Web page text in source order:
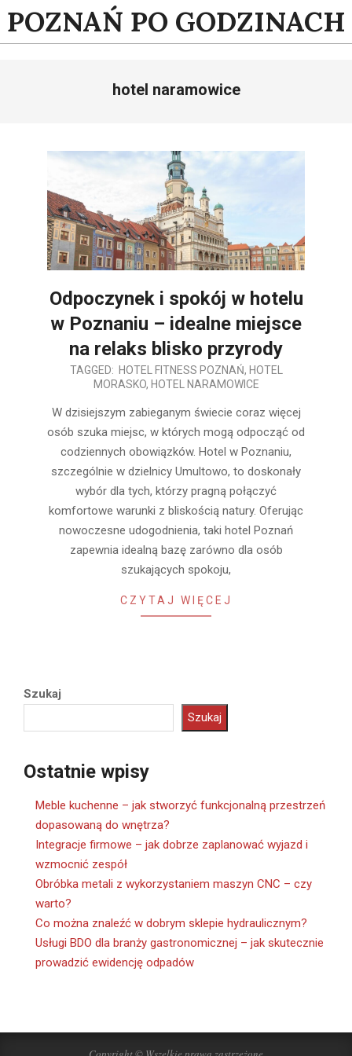
to
content
POZNAŃ PO GODZINACH
hotel naramowice
Odpoczynek i spokój w hotelu
w Poznaniu – idealne miejsce
na relaks blisko przyrody
2024-
18
TAGGED: HOTEL FITNESS POZNAŃ, HOTEL
MORASKO, HOTEL NARAMOWICE
W dzisiejszym zabieganym świecie coraz więcej
osób szuka miejsc, w których mogą odpocząć od
codziennych obowiązków. Hotel w Poznaniu,
szczególnie w dzielnicy Umultowo, to doskonały
wybór dla tych, którzy pragną połączyć
komfortowe warunki z bliskością natury. Oferując
nowoczesne udogodnienia, taki hotel Poznań
zapewnia idealną bazę zarówno dla osób
szukających spokoju,
CZYTAJ WIĘCEJ
Szukaj
Szukaj
Ostatnie wpisy
Meble kuchenne – jak stworzyć funkcjonalną przestrzeń
dopasowaną do wnętrza?
Integracje firmowe – jak dobrze zaplanować wyjazd i
wzmocnić zespół
Obróbka metali z wykorzystaniem maszyn CNC – czy
warto?
Co można znaleźć w dobrym sklepie hydraulicznym?
Usługi BDO dla branży gastronomicznej – jak skutecznie
prowadzić ewidencję odpadów